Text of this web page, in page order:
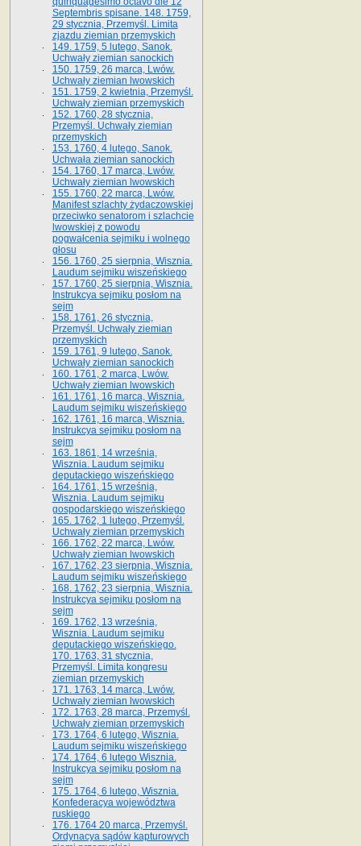
Septembris spisane. 148. 1759,
29 stycznia, Przemyśl. Limita
zjazdu ziemian przemyskich
149. 1759, 5 lutego, Sanok.
Uchwały ziemian sanockich
150. 1759, 26 marca, Lwów.
Uchwały ziemian lwowskich
151. 1759, 2 kwietnia, Przemyśl.
Uchwały ziemian przemyskich
152. 1760, 28 stycznia,
Przemyśl. Uchwały ziemian
przemyskich
153. 1760, 4 lutego, Sanok.
Uchwała ziemian sanockich
154. 1760, 17 marca, Lwów.
Uchwały ziemian lwowskich
155. 1760, 22 marca, Lwów.
Manifest szlachty żydaczowskiej
przeciwko senatorom i szlachcie
lwowskiej z po­wodu
pogwałcenia sejmiku i wolnego
głosu
156. 1760, 25 sierpnia, Wisznia.
Laudum sejmiku wiszeńskiego
157. 1760, 25 sierpnia, Wisznia.
Instrukcya sejmiku posłom na
sejm
158. 1761, 26 stycznia,
Przemyśl. Uchwały ziemian
przemyskich
159. 1761, 9 lutego, Sanok.
Uchwały ziemian sanockich
160. 1761, 2 marca, Lwów.
Uchwały ziemian lwowskich
161. 1761, 16 marca, Wisznia.
Laudum sejmiku wiszeńskiego
162. 1761, 16 marca, Wisznia.
Instrukcya sejmiku posłom na
sejm
163. 1861, 14 września,
Wisznia. Laudum sejmiku
deputackiego wiszeńskiego
164. 1761, 15 września,
Wisznia. Laudum sejmiku
gospodarskiego wiszeńskiego
165. 1762, 1 lutego, Przemyśl.
Uchwały ziemian przemyskich
166. 1762, 22 marca, Lwów.
Uchwały ziemian lwowskich
167. 1762, 23 sierpnia, Wisznia.
Laudum sejmiku wiszeńskiego
168. 1762, 23 sierpnia, Wisznia.
Instrukcya sejmiku posłom na
sejm
169. 1762, 13 września,
Wisznia. Laudum sejmiku
deputackiego wiszeńskiego.
170. 1763, 31 stycznia,
Przemyśl. Limita kongresu
ziemian przemyskich
171. 1763, 14 marca, Lwów.
Uchwały ziemian lwowskich
172. 1763, 28 marca, Przemyśl.
Uchwały ziemian przemyskich
173. 1764, 6 lutego, Wisznia.
Laudum sejmiku wiszeńskiego
174. 1764, 6 lutego Wisznia.
Instrukcya sejmiku posłom na
sejm
175. 1764, 6 lutego, Wisznia.
Konfederacya województwa
ruskiego
176. 1764 20 marca, Przemyśl.
Ordynacya sądów kapturowych